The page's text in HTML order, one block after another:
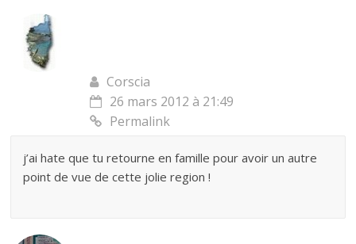
Corscia
26 mars 2012 à 21:49
Permalink
j’ai hate que tu retourne en famille pour avoir un autre
point de vue de cette jolie region !